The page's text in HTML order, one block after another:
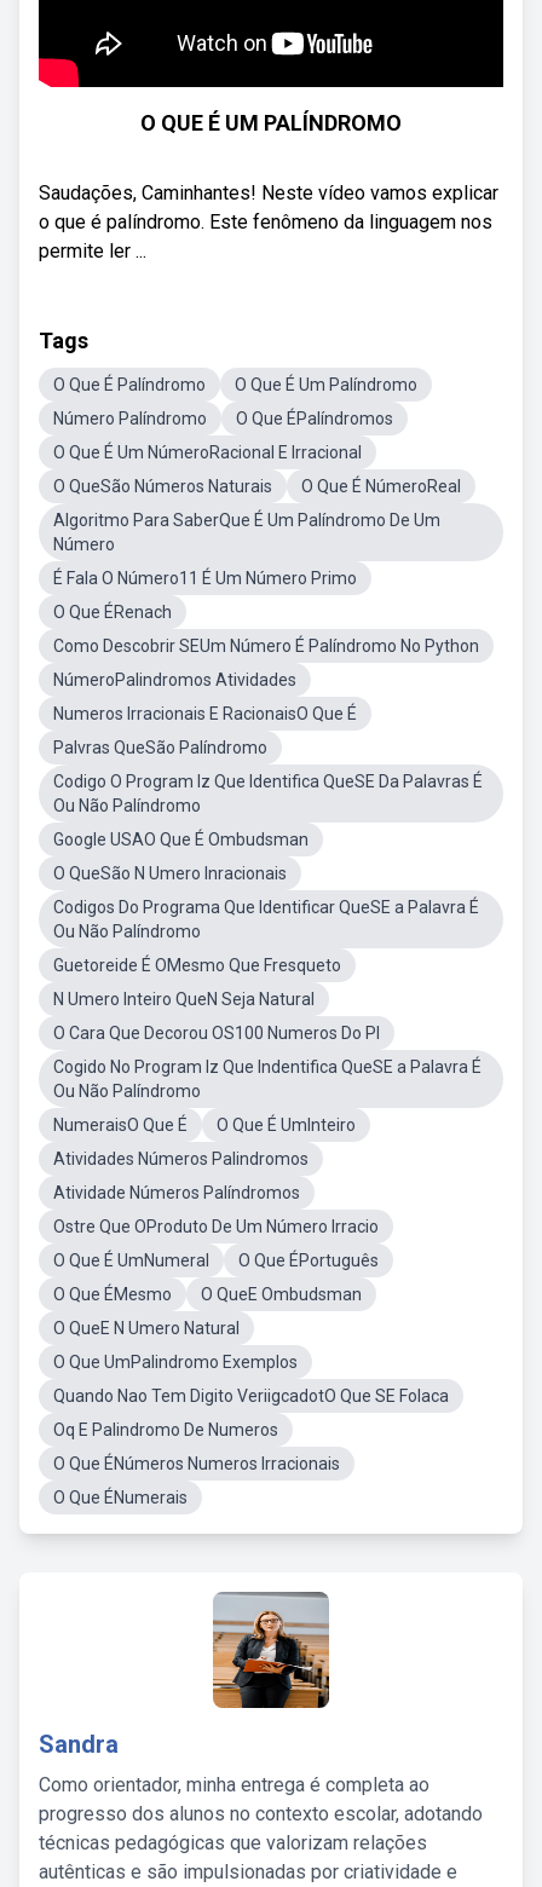
O QUE É UM PALÍNDROMO
Saudações, Caminhantes! Neste vídeo vamos explicar
o que é palíndromo. Este fenômeno da linguagem nos
permite ler ...
Tags
O Que É Palíndromo
O Que É Um Palíndromo
Número Palíndromo
O Que ÉPalíndromos
O Que É Um NúmeroRacional E Irracional
O QueSão Números Naturais
O Que É NúmeroReal
Algoritmo Para SaberQue É Um Palíndromo De Um
Número
É Fala O Número11 É Um Número Primo
O Que ÉRenach
Como Descobrir SEUm Número É Palíndromo No Python
NúmeroPalindromos Atividades
Numeros Irracionais E RacionaisO Que É
Palvras QueSão Palíndromo
Codigo O Program Iz Que Identifica QueSE Da Palavras É
Ou Não Palíndromo
Google USAO Que É Ombudsman
O QueSão N Umero Inracionais
Codigos Do Programa Que Identificar QueSE a Palavra É
Ou Não Palíndromo
Guetoreide É OMesmo Que Fresqueto
N Umero Inteiro QueN Seja Natural
O Cara Que Decorou OS100 Numeros Do PI
Cogido No Program Iz Que Indentifica QueSE a Palavra É
Ou Não Palíndromo
NumeraisO Que É
O Que É UmInteiro
Atividades Números Palindromos
Atividade Números Palíndromos
Ostre Que OProduto De Um Número Irracio
O Que É UmNumeral
O Que ÉPortuguês
O Que ÉMesmo
O QueE Ombudsman
O QueE N Umero Natural
O Que UmPalindromo Exemplos
Quando Nao Tem Digito VeriigcadotO Que SE Folaca
Oq E Palindromo De Numeros
O Que ÉNúmeros Numeros Irracionais
O Que ÉNumerais
Sandra
Como orientador, minha entrega é completa ao
progresso dos alunos no contexto escolar, adotando
técnicas pedagógicas que valorizam relações
autênticas e são impulsionadas por criatividade e